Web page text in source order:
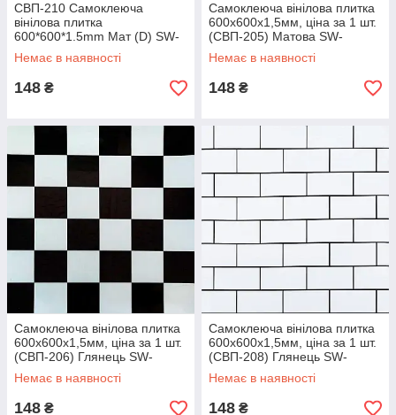
СВП-210 Самоклеюча
вінілова плитка
600*600*1.5mm Мат (D) SW-
00001901
Немає в наявності
148 ₴
Самоклеюча вінілова плитка
600х600х1,5мм, ціна за 1 шт.
(СВП-205) Матова SW-
00000512
Немає в наявності
148 ₴
Самоклеюча вінілова плитка
600х600х1,5мм, ціна за 1 шт.
(СВП-206) Глянець SW-
00000513
Немає в наявності
148 ₴
Самоклеюча вінілова плитка
600х600х1,5мм, ціна за 1 шт.
(СВП-208) Глянець SW-
00000515
Немає в наявності
148 ₴